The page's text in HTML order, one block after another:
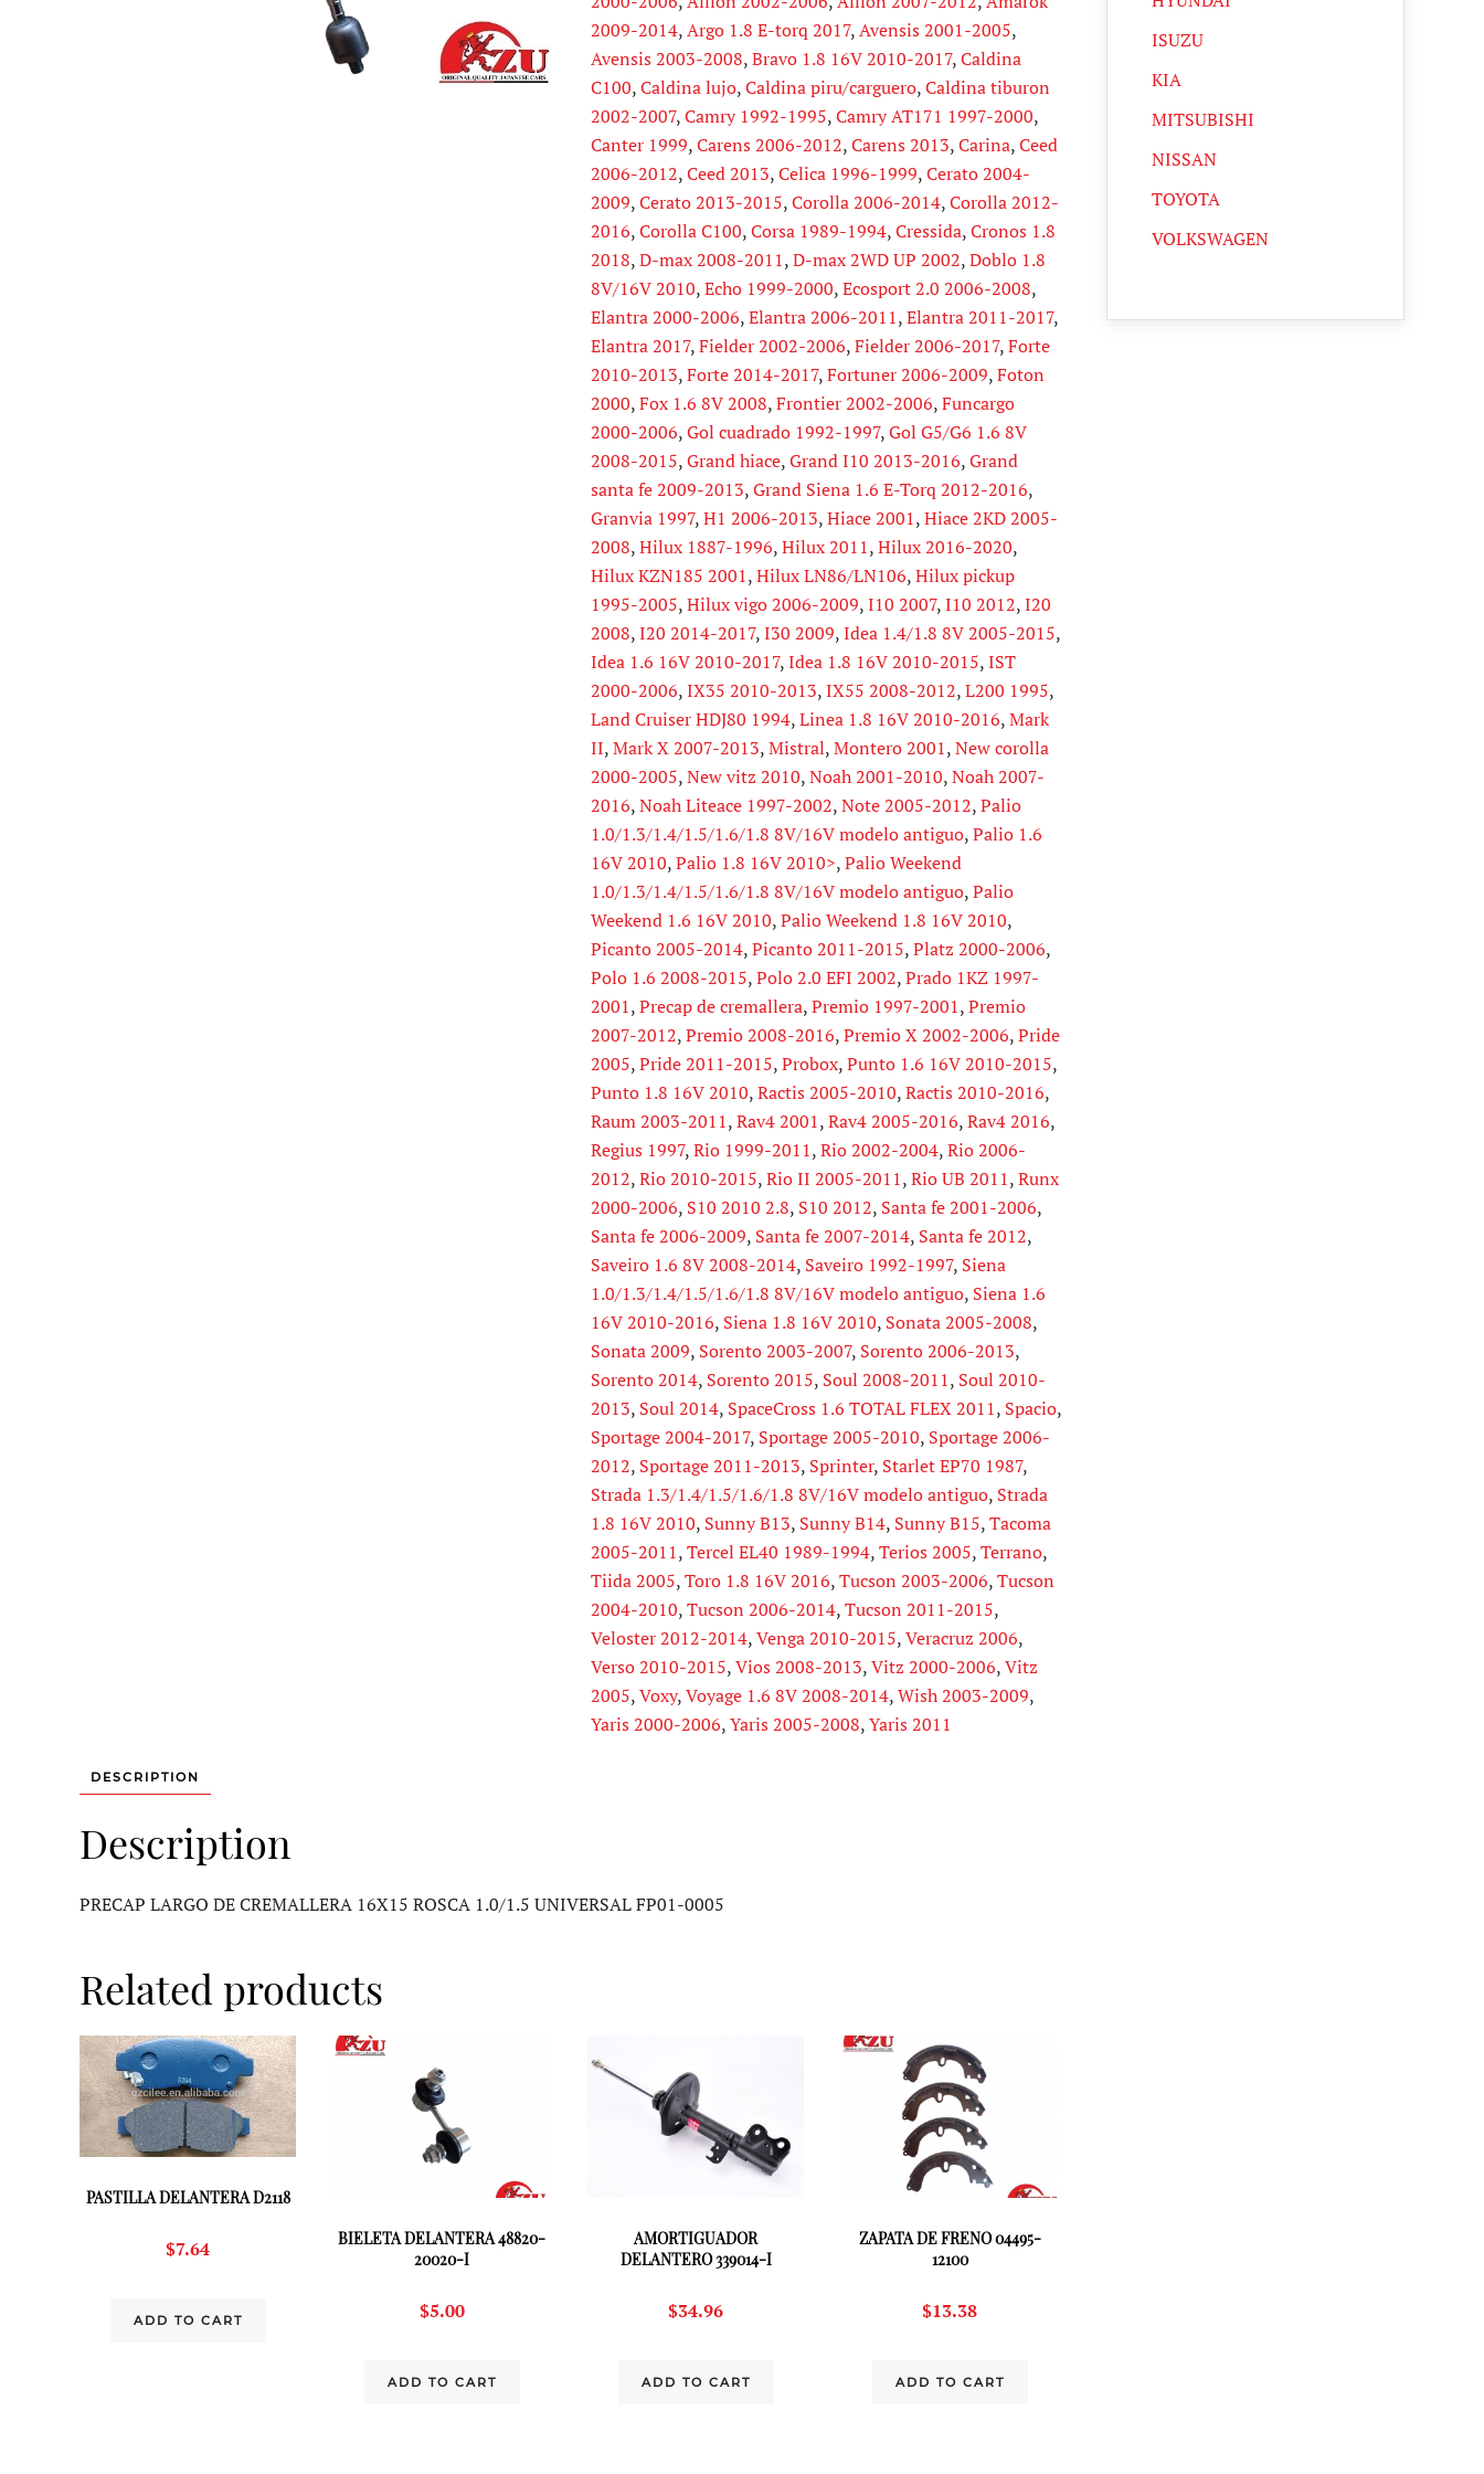
2009-2014,Argo 1.8 E-torq 2017,Avensis 2001-2005,
Avensis 2003-2008,Bravo 1.8 16V 2010-2017,Caldina
C100,Caldina lujo,Caldina piru/carguero,Caldina tiburon
2002-2007,Camry 1992-1995,Camry AT171 1997-2000,
Canter 1999,Carens 2006-2012,Carens 2013,Carina,Ceed
2006-2012,Ceed 2013,Celica 1996-1999,Cerato 2004-
2009,Cerato 2013-2015,Corolla 2006-2014,Corolla 2012-
2016,Corolla C100,Corsa 1989-1994,Cressida,Cronos 1.8
2018,D-max 2008-2011,D-max 2WD UP 2002,Doblo 1.8
8V/16V 2010,Echo 1999-2000,Ecosport 2.0 2006-2008,
Elantra 2000-2006,Elantra 2006-2011,Elantra 2011-2017,
Elantra 2017,Fielder 2002-2006,Fielder 2006-2017,Forte
2010-2013,Forte 2014-2017,Fortuner 2006-2009,Foton
2000,Fox 1.6 8V 2008,Frontier 2002-2006,Funcargo
2000-2006,Gol cuadrado 1992-1997,Gol G5/G6 1.6 8V
2008-2015,Grand hiace,Grand I10 2013-2016,Grand
santa fe 2009-2013,Grand Siena 1.6 E-Torq 2012-2016,
Granvia 1997,H1 2006-2013,Hiace 2001,Hiace 2KD 2005-
2008,Hilux 1887-1996,Hilux 2011,Hilux 2016-2020,
Hilux KZN185 2001,Hilux LN86/LN106,Hilux pickup
1995-2005,Hilux vigo 2006-2009,I10 2007,I10 2012,I20
2008,I20 2014-2017,I30 2009,Idea 1.4/1.8 8V 2005-2015,
Idea 1.6 16V 2010-2017,Idea 1.8 16V 2010-2015,IST
2000-2006,IX35 2010-2013,IX55 2008-2012,L200 1995,
Land Cruiser HDJ80 1994,Linea 1.8 16V 2010-2016,Mark
II,Mark X 2007-2013,Mistral,Montero 2001,New corolla
2000-2005,New vitz 2010,Noah 2001-2010,Noah 2007-
2016,Noah Liteace 1997-2002,Note 2005-2012,Palio
1.0/1.3/1.4/1.5/1.6/1.8 8V/16V modelo antiguo,Palio 1.6
16V 2010,Palio 1.8 16V 2010>,Palio Weekend
1.0/1.3/1.4/1.5/1.6/1.8 8V/16V modelo antiguo,Palio
Weekend 1.6 16V 2010,Palio Weekend 1.8 16V 2010,
Picanto 2005-2014,Picanto 2011-2015,Platz 2000-2006,
Polo 1.6 2008-2015,Polo 2.0 EFI 2002,Prado 1KZ 1997-
2001,Precap de cremallera,Premio 1997-2001,Premio
2007-2012,Premio 2008-2016,Premio X 2002-2006,Pride
2005,Pride 2011-2015,Probox,Punto 1.6 16V 2010-2015,
Punto 1.8 16V 2010,Ractis 2005-2010,Ractis 2010-2016,
Raum 2003-2011,Rav4 2001,Rav4 2005-2016,Rav4 2016,
Regius 1997,Rio 1999-2011,Rio 2002-2004,Rio 2006-
2012,Rio 2010-2015,Rio II 2005-2011,Rio UB 2011,Runx
2000-2006, S10 2010 2.8, S10 2012, Santa fe 2001-2006,
Santa fe 2006-2009, Santa fe 2007-2014, Santa fe 2012,
Saveiro 1.6 8V 2008-2014, Saveiro 1992-1997, Siena
1.0/1.3/1.4/1.5/1.6/1.8 8V/16V modelo antiguo, Siena 1.6
16V 2010-2016, Siena 1.8 16V 2010, Sonata 2005-2008,
Sonata 2009, Sorento 2003-2007, Sorento 2006-2013,
Sorento 2014, Sorento 2015, Soul 2008-2011, Soul 2010-
2013, Soul 2014, SpaceCross 1.6 TOTAL FLEX 2011, Spacio,
Sportage 2004-2017, Sportage 2005-2010, Sportage 2006-
2012, Sportage 2011-2013, Sprinter, Starlet EP70 1987,
Strada 1.3/1.4/1.5/1.6/1.8 8V/16V modelo antiguo, Strada
1.8 16V 2010, Sunny B13, Sunny B14, Sunny B15,Tacoma
2005-2011,Tercel EL40 1989-1994,Terios 2005,Terrano,
Tiida 2005,Toro 1.8 16V 2016,Tucson 2003-2006,Tucson
2004-2010,Tucson 2006-2014,Tucson 2011-2015,
Veloster 2012-2014,Venga 2010-2015,Veracruz 2006,
Verso 2010-2015,Vios 2008-2013,Vitz 2000-2006,Vitz
2005,Voxy,Voyage 1.6 8V 2008-2014,Wish 2003-2009,
Yaris 2000-2006,Yaris 2005-2008,Yaris 2011
DESCRIPTION
Description
PRECAP LARGO DE CREMALLERA 16X15 ROSCA 1.0/1.5 UNIVERSAL FP01-0005
Related products
PASTILLA DELANTERA D2118
$7.64
ADD TO CART
BIELETA DELANTERA 48820-
20020-I
$5.00
ADD TO CART
AMORTIGUADOR
DELANTERO 339014-I
$34.96
ADD TO CART
ZAPATA DE FRENO 04495-
12100
$13.38
ADD TO CART
ISUZU
KIA
MITSUBISHI
NISSAN
TOYOTA
VOLKSWAGEN